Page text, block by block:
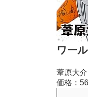
ワー
葦原大
価格：